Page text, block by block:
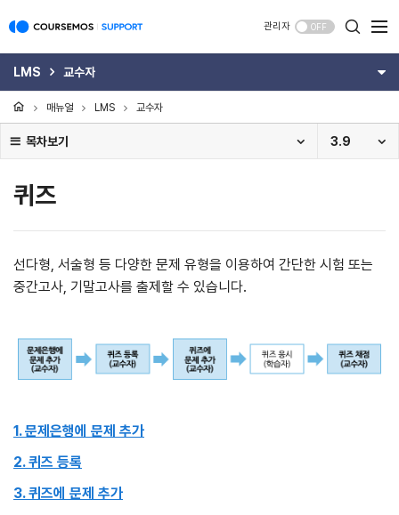
관리자 OFF
LMS 교수자
매뉴얼 LMS 교수자
목차보기 3.9
퀴즈
선다형, 서술형 등 다양한 문제 유형을 이용하여 간단한 시험 또는
중간고사, 기말고사를 출제할 수 있습니다.
1. 문제은행에 문제 추가
2. 퀴즈 등록
3. 퀴즈에 문제 추가